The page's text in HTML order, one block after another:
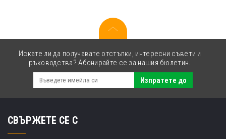
Искате ли да получавате отстъпки, интересни съвети и
ръководства? Абонирайте се за нашия бюлетин.
Изпратете до
СВЪРЖЕТЕ СЕ С